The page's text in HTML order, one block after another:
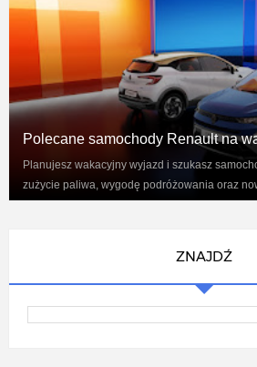
Polecane samochody Renault na
Planujesz wakacyjny wyjazd i szukasz
zużycie paliwa, wygodę podróżowania oraz
ZNAJDŹ